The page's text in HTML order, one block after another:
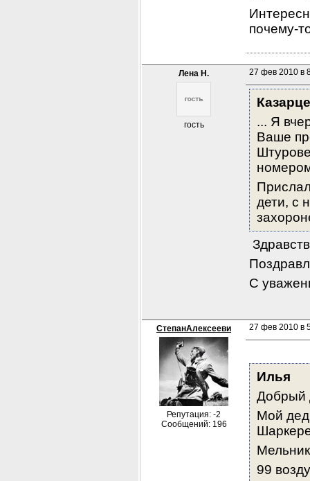
почему-
Лена Н.
гость
27 фев 2010 в
... Я
Ваше
дети, с
С
СтепанАлексееви
Репутация: -2
Сообщений: 196
27 фев 2010 в
Илья
Добрый
Мой дед
99